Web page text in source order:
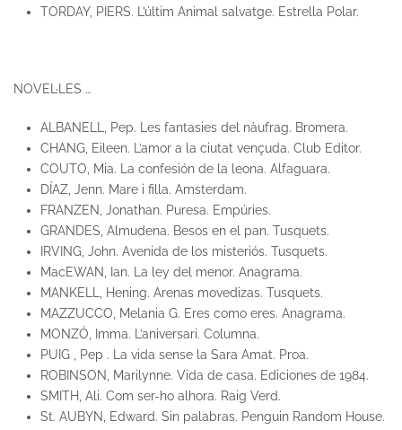
TORDAY, PIERS. L’últim Animal salvatge. Estrella Polar.
NOVEL·LES …
ALBANELL, Pep. Les fantasies del nàufrag. Bromera.
CHANG, Eileen. L’amor a la ciutat vençuda. Club Editor.
COUTO, Mia. La confesión de la leona. Alfaguara.
DÍAZ, Jenn. Mare i filla. Amsterdam.
FRANZEN, Jonathan. Puresa. Empúries.
GRANDES, Almudena. Besos en el pan. Tusquets.
IRVING, John. Avenida de los misteriós. Tusquets.
MacEWAN, Ian. La ley del menor. Anagrama.
MANKELL, Hening. Arenas movedizas. Tusquets.
MAZZUCCO, Melania G. Eres como eres. Anagrama.
MONZÓ, Imma. L’aniversari. Columna.
PUIG , Pep . La vida sense la Sara Amat. Proa.
ROBINSON, Marilynne. Vida de casa. Ediciones de 1984.
SMITH, Ali. Com ser-ho alhora. Raig Verd.
St. AUBYN, Edward. Sin palabras. Penguin Random House.